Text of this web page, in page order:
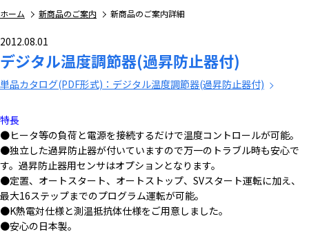
ホーム 新商品のご案内 新商品のご案内詳細
2012.08.01
デジタル温度調節器(過昇防止器付)
単品カタログ(PDF形式)：デジタル温度調節器(過昇防止器付)
特長
●ヒータ等の負荷と電源を接続するだけで温度コントロールが可能。
●独立した過昇防止器が付いていますので万一のトラブル時も安心で
す。過昇防止器用センサはオプションとなります。
●定置、オートスタート、オートストップ、SVスタート運転に加え、
最大16ステップまでのプログラム運転が可能。
●K熱電対仕様と測温抵抗体仕様をご用意しました。
●安心の日本製。